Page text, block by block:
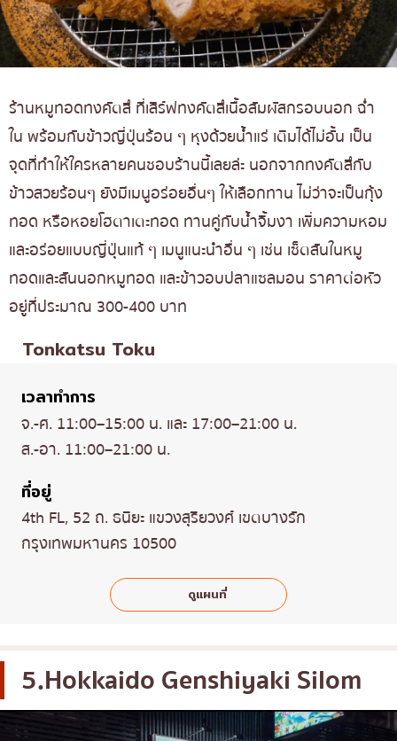
ร้านหมูทอดทงคัตสึ ที่เสิร์ฟทงคัตสึเนื้อสัมผัสกรอบนอก ฉ่ำ
ใน พร้อมกับข้าวญี่ปุ่นร้อน ๆ หุงด้วยน้ำแร่ เติมได้ไม่อั้น เป็น
จุดที่ทำให้ใครหลายคนชอบร้านนี้เลยล่ะ นอกจากทงคัตสึกับ
ข้าวสวยร้อนๆ ยังมีเมนูอร่อยอื่นๆ ให้เลือกทาน ไม่ว่าจะเป็นกุ้ง
ทอด หรือหอยโฮตาเตะทอด ทานคู่กับน้ำจิ้มงา เพิ่มความหอม
และอร่อยแบบญี่ปุ่นแท้ ๆ เมนูแนะนำอื่น ๆ เช่น เซ็ตสันในหมู
ทอดและสันนอกหมูทอด และข้าวอบปลาแซลมอน ราคาต่อหัว
อยู่ที่ประมาณ 300-400 บาท
Tonkatsu Toku
เวลาทำการ
จ.-ศ. 11:00–15:00 น. และ 17:00–21:00 น.
ส.-อา. 11:00–21:00 น.
ที่อยู่
4th FL, 52 ถ. ธนิยะ แขวงสุริยวงศ์ เขตบางรัก
กรุงเทพมหานคร 10500
ดูแผนที่
5.Hokkaido Genshiyaki Silom